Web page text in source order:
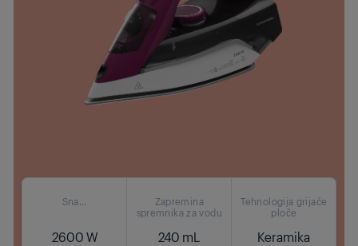
Sna...
2600 W
Zapremina
spremnika za vodu
240 mL
Tehnologija grijaće
ploče
Keramika